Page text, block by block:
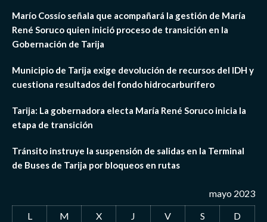
Marío Cossío señala que acompañará la gestión de María
René Soruco quien inició proceso de transición en la
Gobernación de Tarija
Municipio de Tarija exige devolución de recursos del IDH y
cuestiona resultados del fondo hidrocarburífero
Tarija: La gobernadora electa María René Soruco inicia la
etapa de transición
Tránsito instruye la suspensión de salidas en la Terminal
de Buses de Tarija por bloqueos en rutas
mayo 2023
L
M X J V S
D